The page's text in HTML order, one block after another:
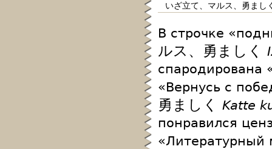
いざ立て、マルス、勇まし
В строчке
ルス、勇ましく
спародирована
«Вернусь с
勇ましく
Katte
понравился
«Литературный